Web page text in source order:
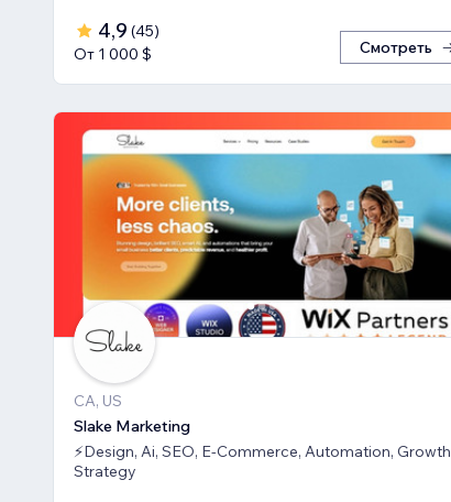
4,9 (45)
От 1 000 $
Смотреть
CA, US
Slake Marketing
⚡Design, Ai, SEO, E-Commerce, Automation, Growth
Strategy